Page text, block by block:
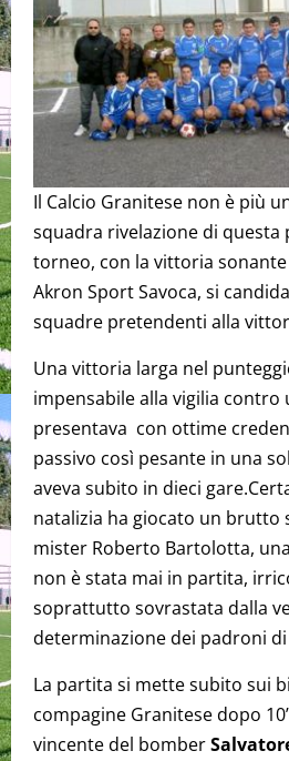
Il Calcio Granitese non è più
squadra rivelazione di questa
torneo, con la vittoria
Akron Sport Savoca, si
squadre pretendenti alla
Una vittoria larga nel
impensabile alla vigilia contro
presentava con ottime
passivo così pesante in una
aveva subito in dieci
natalizia ha giocato un brutto
mister Roberto Bartolotta,
non è stata mai in partita,
soprattutto sovrastata dalla
determinazione dei padroni di
La partita si mette subito sui
compagine Granitese dopo
vincente del bomber